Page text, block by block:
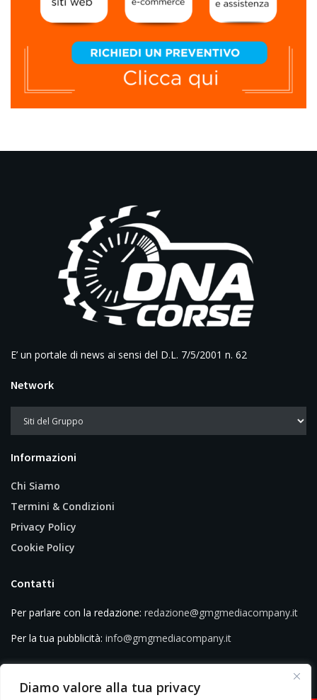
Diamo valore alla tua privacy
E’ un portale di news ai sensi del D.L. 7/5/2001 n. 62
Network
Informazioni
Chi Siamo
Termini & Condizioni
Privacy Policy
Cookie Policy
Contatti
Per parlare con la redazione: redazione@gmgmediacompany.it
Per la tua pubblicità: info@gmgmediacompany.it